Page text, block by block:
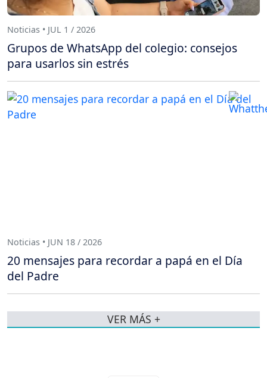
Noticias • JUL 1 / 2026
Grupos de WhatsApp del colegio: consejos
para usarlos sin estrés
Noticias • JUN 18 / 2026
20 mensajes para recordar a papá en el Día
del Padre
VER MÁS +